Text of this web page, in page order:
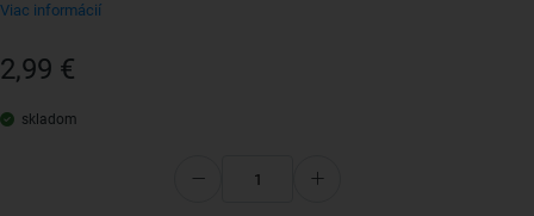
Viac informácií
2,99 €
skladom